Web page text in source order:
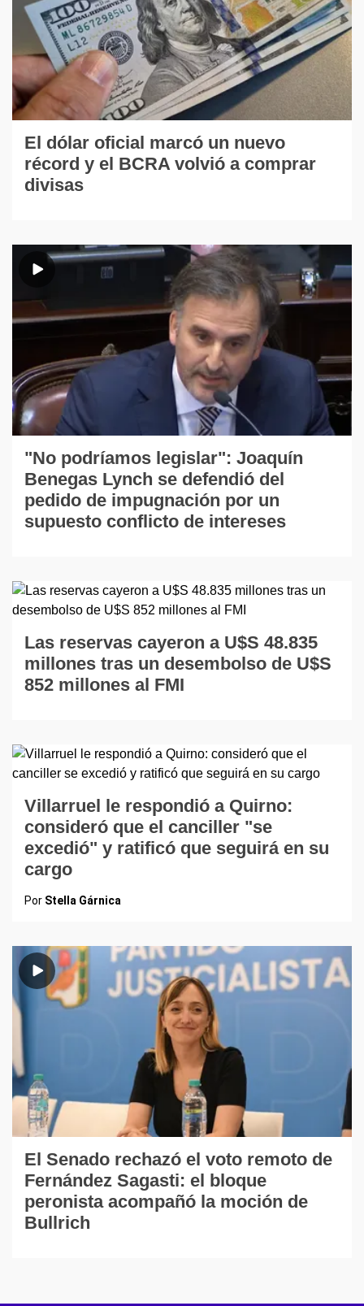
El dólar oficial marcó un nuevo
récord y el BCRA volvió a comprar
divisas
"No podríamos legislar": Joaquín
Benegas Lynch se defendió del
pedido de impugnación por un
supuesto conflicto de intereses
Las reservas cayeron a U$S 48.835
millones tras un desembolso de U$S
852 millones al FMI
Villarruel le respondió a Quirno:
consideró que el canciller "se
excedió" y ratificó que seguirá en su
cargo
Por Stella Gárnica
El Senado rechazó el voto remoto de
Fernández Sagasti: el bloque
peronista acompañó la moción de
Bullrich